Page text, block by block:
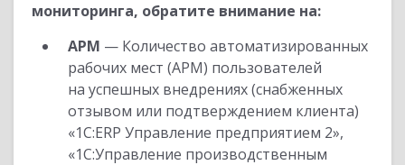
мониторинга, обратите внимание на:
АРМ — Количество автоматизированных
рабочих мест (АРМ) пользователей
на успешных внедрениях (снабженных
отзывом или подтверждением клиента)
«1С:ERP Управление предприятием 2»,
«1С:Управление производственным